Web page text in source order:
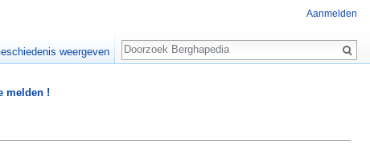
melden !
Aanmelden
weergeven
Zoeken